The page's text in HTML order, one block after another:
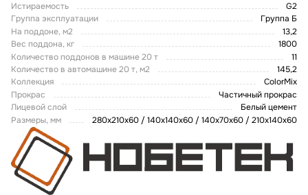
Истираемость
G2
Группа эксплуатации
Группа Б
На поддоне, м2
13,2
Вес поддона, кг
1800
Количество поддонов в машине 20 т
11
Количество в автомашине 20 т, м2
145,2
Коллекция
ColorMix
Прокрас
Частичный прокрас
Лицевой слой
Белый цемент
Размеры, мм
280х210х60 / 140х140х60 / 140х70х60 / 210х140х60